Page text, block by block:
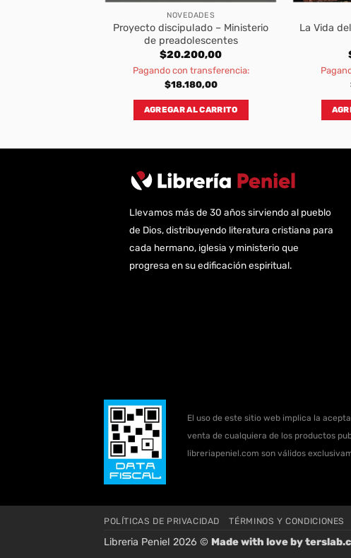
NOVEDADES
Proyecto discipulado – Ministerio
de preadolescentes
$20.200,00
Pagando con transferencia:
$18.180,00
AGREGAR AL CARRITO
La Vida
Llevamos más de 30 años sirviendo al pueblo
de Dios, distribuyendo literatura cristiana para
cada hermano, iglesia y ministerio que
progresa en su edificación espiritual.
El uso de este sitio web implica la
venta de cualquiera de los productos
libreriapeniel.com son válidos
POLÍTICAS DE PRIVACIDAD TÉRMINOS Y CONDICIONES
Libreria Peniel 2026 © Made with love by